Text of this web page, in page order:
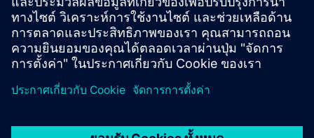
และจัดทำเอกสารของมาตรการบำรุงรักษาและซ่อมแซม
เรียนรู้เพิ่มเติม